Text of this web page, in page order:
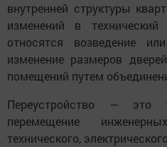
внутренней структуры
изменений в
относятся возведение
изменение размеров
помещений путем
Переустройство — это
перемещение
технического,